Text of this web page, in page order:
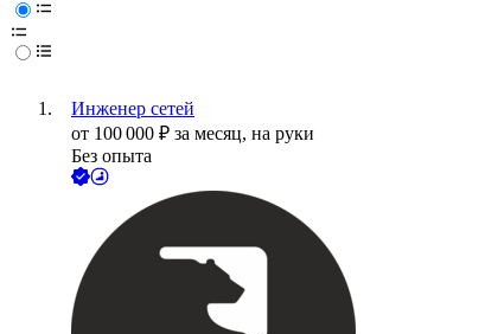
Инженер сетей
от 100 000 ₽ за месяц, на руки
Без опыта